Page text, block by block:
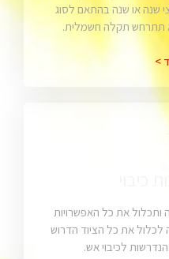
שנה או שנה בהתאם לסוג
תתרחש תקלה חשמלית.
>
כיבוי
ותכלול את כל האפשרויות
לכלול את כל הציוד הדרוש
לכיבוי אש.